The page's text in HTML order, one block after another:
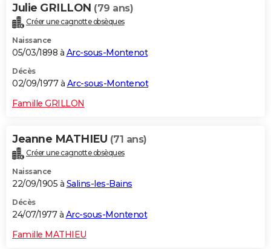
Julie GRILLON (79 ans)
Créer une cagnotte obsèques
Naissance
05/03/1898 à Arc-sous-Montenot
Décès
02/09/1977 à Arc-sous-Montenot
Famille GRILLON
Jeanne MATHIEU (71 ans)
Créer une cagnotte obsèques
Naissance
22/09/1905 à Salins-les-Bains
Décès
24/07/1977 à Arc-sous-Montenot
Famille MATHIEU